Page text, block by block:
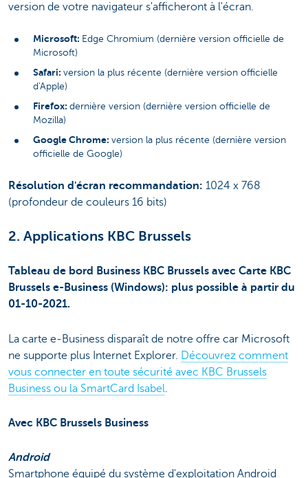
version de votre navigateur s'afficheront à l'écran.
Microsoft: Edge Chromium (dernière version officielle de
Microsoft)
Safari: version la plus récente (dernière version officielle
d'Apple)
Firefox: dernière version (dernière version officielle de
Mozilla)
Google Chrome: version la plus récente (dernière version
officielle de Google)
Résolution d'écran recommandation: 1024 x 768
(profondeur de couleurs 16 bits)
2. Applications KBC Brussels
Tableau de bord Business KBC Brussels avec Carte KBC
Brussels e-Business (Windows): plus possible à partir du
01-10-2021.
La carte e-Business disparaît de notre offre car Microsoft
ne supporte plus Internet Explorer. Découvrez comment
vous connecter en toute sécurité avec KBC Brussels
Business ou la SmartCard Isabel
Avec KBC Brussels Business
Android
Smartphone équipé du système d'exploitation Android